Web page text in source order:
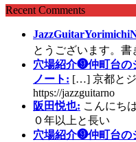
Recent Comments
とうございます。
穴場紹介❾仲町台の
ノート: […] 京都と
https://jazzguitarno
阪田悦也: こんにち
０年以上と長い
穴場紹介❾仲町台の